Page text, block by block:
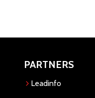
PARTNERS
Leadinfo